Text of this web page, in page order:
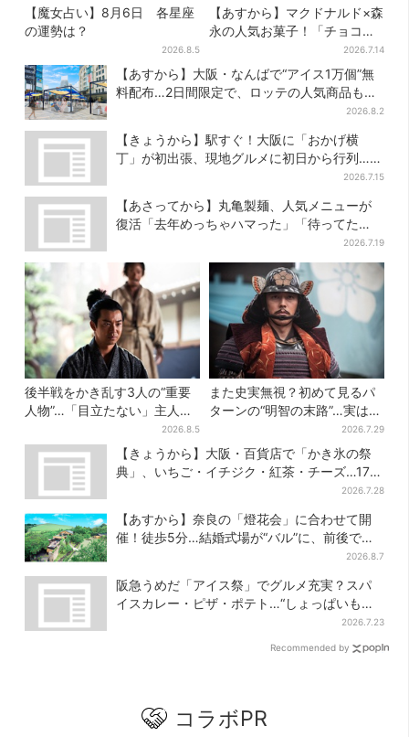
【魔女占い】8月6日 各星座
の運勢は？
2026.8.5
【あすから】マクドナルド×森
永の人気お菓子！「チョコボ
ール」「ミルクキャラメル」
があのスイーツに変身…6年ぶ
り復活シェイクも
2026.7.14
【あすから】大阪・なんばで“アイス1万個”無
料配布…2日間限定で、ロッテの人気商品もら
2026.8.2
【きょうから】駅すぐ！大阪に「おかげ横
丁」が初出張、現地グルメに初日から行列…お
2026.7.15
【あさってから】丸亀製麺、人気メニューが
復活「去年めっちゃハマった」「待ってた
2026.7.19
後半戦をかき乱す3人の“重要
人物”…「目立たない」主人
公・仲野太賀も、モブキャラ
→覚醒へ【豊臣兄弟】
2026.8.5
また史実無視？初めて見るパ
ターンの“明智の末路”…実は、
ありえなくもない！？【豊臣
兄弟】
2026.7.29
【きょうから】大阪・百貨店で「かき氷の祭
典」、いちご・イチジク・紅茶・チーズ…17店
2026.7.28
【あすから】奈良の「燈花会」に合わせて開
催！徒歩5分…結婚式場が“バル”に、前後で食
2026.8.7
阪急うめだ「アイス祭」でグルメ充実？スパ
イスカレー・ピザ・ポテト…“しょっぱいもの
2026.7.23
Recommended by
コラボPR